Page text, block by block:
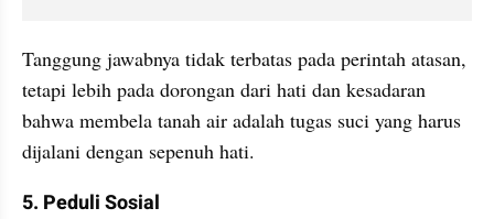
Tanggung jawabnya tidak terbatas pada perintah atasan,
tetapi lebih pada dorongan dari hati dan kesadaran
bahwa membela tanah air adalah tugas suci yang harus
dijalani dengan sepenuh hati.
5. Peduli Sosial